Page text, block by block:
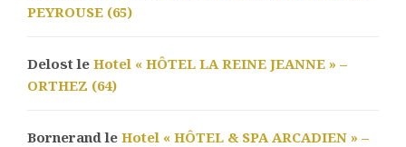
PEYROUSE (65)
Delost le Hotel « HÔTEL LA REINE JEANNE » –
ORTHEZ (64)
Bornerand le Hotel « HÔTEL & SPA ARCADIEN » –